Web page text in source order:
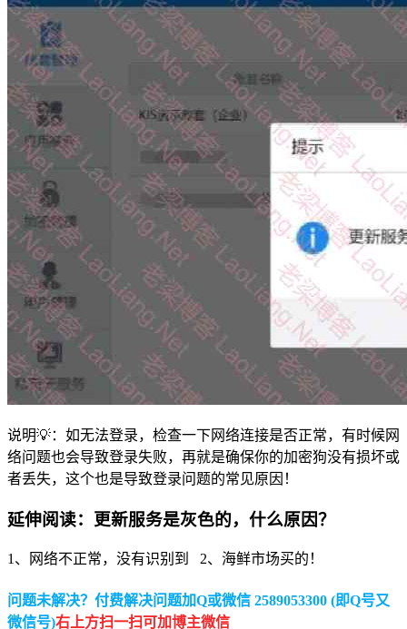
说明💡：如无法登录，检查一下网络连接是否正常，有时候网
络问题也会导致登录失败，再就是确保你的加密狗没有损坏或
者丢失，这个也是导致登录问题的常见原因！
延伸阅读：更新服务是灰色的，什么原因？
1、网络不正常，没有识别到 2、海鲜市场买的！
问题未解决？付费解决问题加Q或微信 2589053300 (即Q号又
微信号)右上方扫一扫可加博主微信